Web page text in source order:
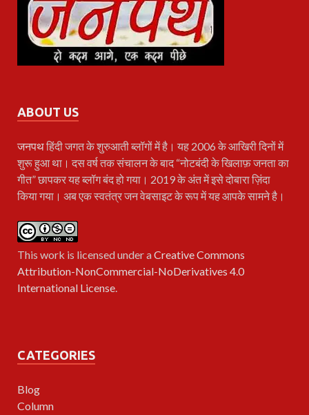
ABOUT US
जनपथहिंदी जगत के शुरुआती ब्लॉगों में है। यह 2006 के आखिरी दिनों में
शुरू हुआ था। दस वर्ष तक संचालन के बाद “नोटबंदी के खिलाफ़ जनता का
गीत” छापकर यह ब्लॉग बंद हो गया। 2019 के अंत में इसे दोबारा ज़िंदा
किया गया। अब एक स्वतंत्र जन वेबसाइट के रूप में यह आपके सामने है।
This work is licensed under aCreative Commons
Attribution-NonCommercial-NoDerivatives 4.0
International License.
CATEGORIES
Blog
Column